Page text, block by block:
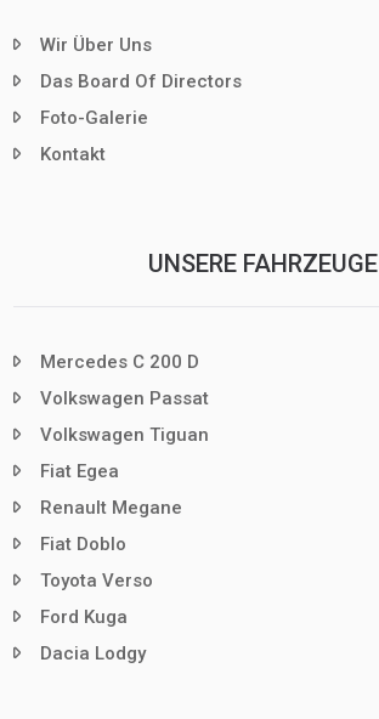
Wir Über Uns
Das Board Of Directors
Foto-Galerie
Kontakt
UNSERE FAHRZEUGE
Mercedes C 200 D
Volkswagen Passat
Volkswagen Tiguan
Fiat Egea
Renault Megane
Fiat Doblo
Toyota Verso
Ford Kuga
Dacia Lodgy